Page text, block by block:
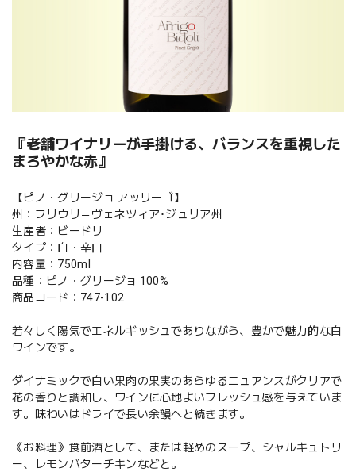
『老舗ワイナリーが手掛ける、バランスを重視した
まろやかな赤』
【ピノ・グリージョ アッリーゴ】
州：フリウリ＝ヴェネツィア･ジュリア州
生産者：ビードリ
タイプ：白・辛口
内容量：750ml
品種：ピノ・グリージョ 100%
商品コード：747-102
若々しく陽気でエネルギッシュでありながら、豊かで魅力的な白
ワインです。
ダイナミックで白い果肉の果実のあらゆるニュアンスがクリアで
花の香りと調和し、ワインに心地よいフレッシュ感を与えていま
す。味わいはドライで長い余韻へと続きます。
《お料理》食前酒として、または軽めのスープ、シャルキュトリ
ー、レモンバターチキンなどと。